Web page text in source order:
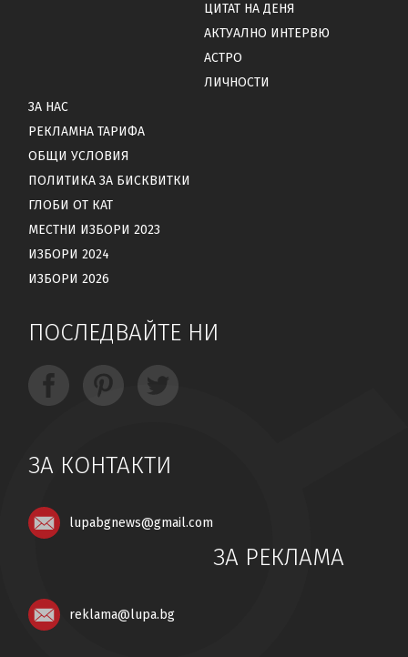
ЦИТАТ НА ДЕНЯ
АКТУАЛНО ИНТЕРВЮ
АСТРО
ЛИЧНОСТИ
ЗА НАС
РЕКЛАМНА ТАРИФА
ОБЩИ УСЛОВИЯ
ПОЛИТИКА ЗА БИСКВИТКИ
ГЛОБИ ОТ КАТ
МЕСТНИ ИЗБОРИ 2023
ИЗБОРИ 2024
ИЗБОРИ 2026
ПОСЛЕДВАЙТЕ НИ
ЗА КОНТАКТИ
lupabgnews@gmail.com
ЗА РЕКЛАМА
reklama@lupa.bg